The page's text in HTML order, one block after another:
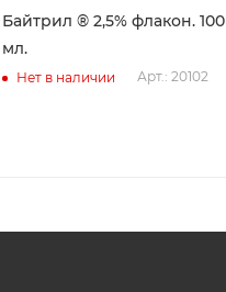
Байтрил ® 2,5% флакон. 100
мл.
Нет в наличии Арт.: 20102